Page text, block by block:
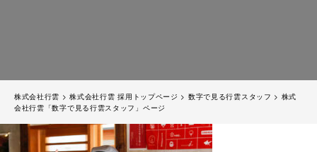
株式会社行雲 >株式会社行雲 採用トップページ > 数字で見る行雲スタッフ > 株式
会社行雲「数字で見る行雲スタッフ」ページ